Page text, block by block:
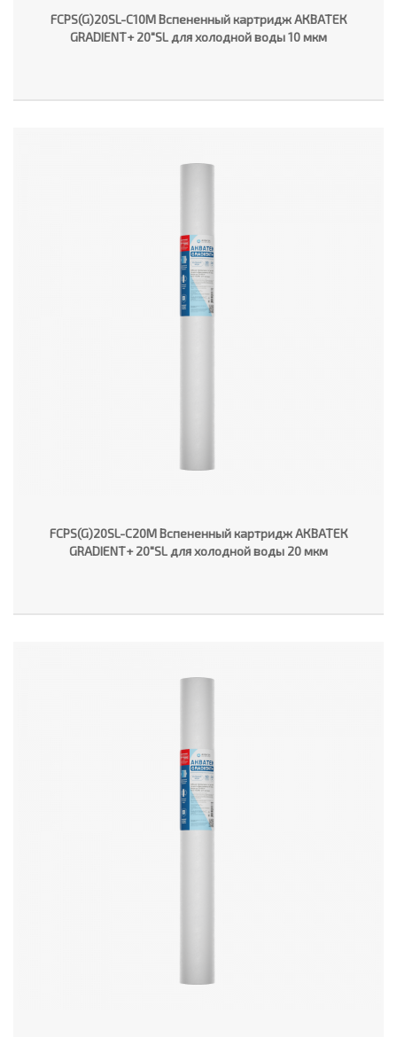
FCPS(G)20SL-C10M Вспененный картридж АКВАТЕК
GRADIENT+ 20"SL для холодной воды 10 мкм
FCPS(G)20SL-C20M Вспененный картридж АКВАТЕК
GRADIENT+ 20"SL для холодной воды 20 мкм